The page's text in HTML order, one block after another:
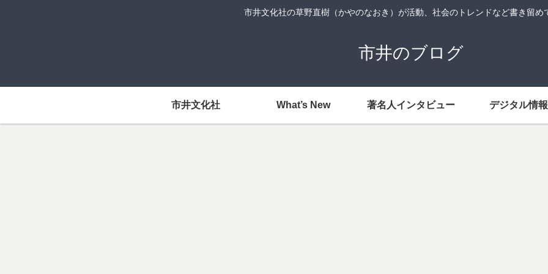
市井文化社の草野直樹（かやのなおき）が活動、社会のトレンドなど書き留め
市井のブログ
市井文化社 What’s New 著名人インタビュー デジタル情報